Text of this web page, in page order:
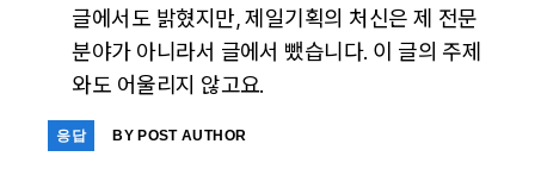
글에서도 밝혔지만, 제일기획의 처신은 제 전문
분야가 아니라서 글에서 뺐습니다. 이 글의 주제
와도 어울리지 않고요.
응답 BY POST AUTHOR